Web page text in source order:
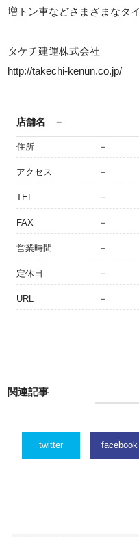
増トン車などさまざまなタ
タケチ建運株式会社
http://takechi-kenun.co.jp/
店舗名 －
住所 －
アクセス －
TEL －
FAX －
営業時間 －
定休日 －
URL －
関連記事
twitter facebook